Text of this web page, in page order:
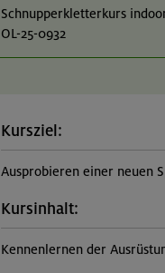
Schnupperkletterkurs
OL-25-0932
Kursziel:
Ausprobieren einer neuen
Kursinhalt:
Kennenlernen der